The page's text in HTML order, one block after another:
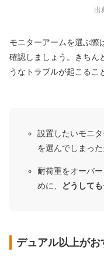
出
モニターアームを選ぶ際
確認しましょう。きちん
うなトラブルが起こるこ
設置したいモニ
を選んでしまった
耐荷重をオーバ
めに、
どうして
デュアル以上が